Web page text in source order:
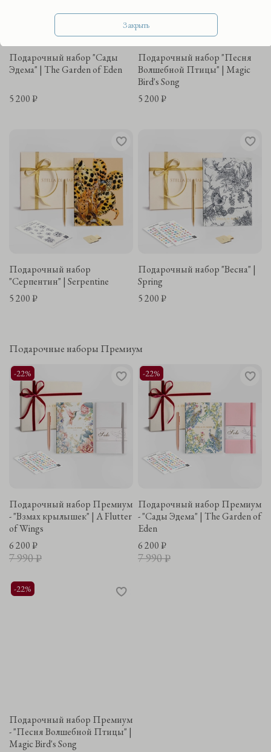
Подарочный набор "Сады
Эдема" | The Garden of Eden
5 200 ₽
Подарочный набор "Песня
Волшебной Птицы" | Magic
Bird's Song
5 200 ₽
Подарочный набор
"Серпентин" | Serpentine
5 200 ₽
Подарочный набор "Весна" |
Spring
5 200 ₽
Подарочные наборы Премиум
-22%
Подарочный набор Премиум
- "Взмах крылышек" | A Flutter
of Wings
6 200 ₽
7 990 ₽
-22%
Подарочный набор Премиум
- "Сады Эдема" | The Garden of
Eden
6 200 ₽
7 990 ₽
-22%
Подарочный набор Премиум
- "Песня Волшебной Птицы" |
Magic Bird's Song
Закрыть